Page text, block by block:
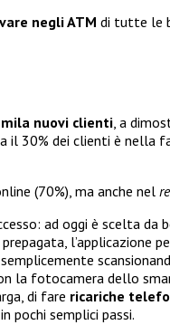
negli ATM di tutte le
nuovi clienti, a
il 30% dei clienti è nella
(70%), ma anche nel
ad oggi è scelta
l’applicazione
semplicemente
la fotocamera dello
di fare ricariche
pochi semplici passi.